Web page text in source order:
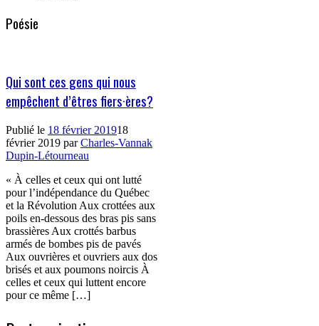
Poésie
Qui sont ces gens qui nous
empêchent d’êtres fiers·ères?
Publié le 18 février 201918
février 2019 parCharles-Vannak
Dupin-Létourneau
« À celles et ceux qui ont lutté
pour l’indépendance du Québec
et la Révolution Aux crottées aux
poils en-dessous des bras pis sans
brassières Aux crottés barbus
armés de bombes pis de pavés
Aux ouvrières et ouvriers aux dos
brisés et aux poumons noircis À
celles et ceux qui luttent encore
pour ce même […]